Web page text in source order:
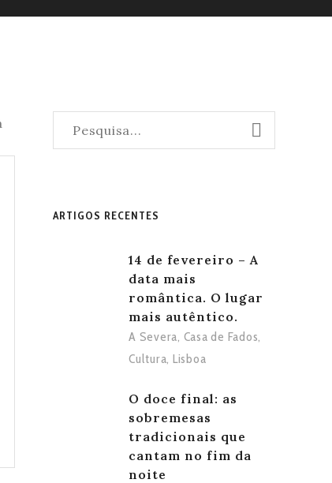
ARTIGOS RECENTES
14 de fevereiro – A
data mais
romântica. O lugar
mais autêntico.
A Severa, Casa de Fados,
Cultura, Lisboa
O doce final: as
sobremesas
tradicionais que
cantam no fim da
noite